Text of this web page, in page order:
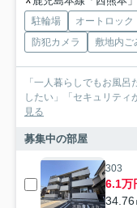
駐輪場 オートロック
防犯カメラ
敷地内ご
「一人暮らしでもお風
したい」「セキュリティ
見る
募集中の部屋
303
6.1万
34.76